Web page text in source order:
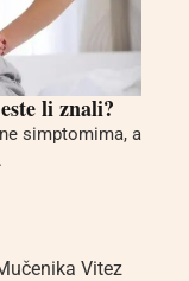
li znali?
simptomima, a
Vitez